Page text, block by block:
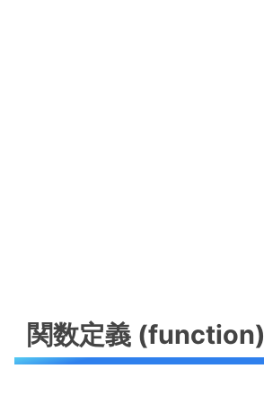
関数定義 (function)